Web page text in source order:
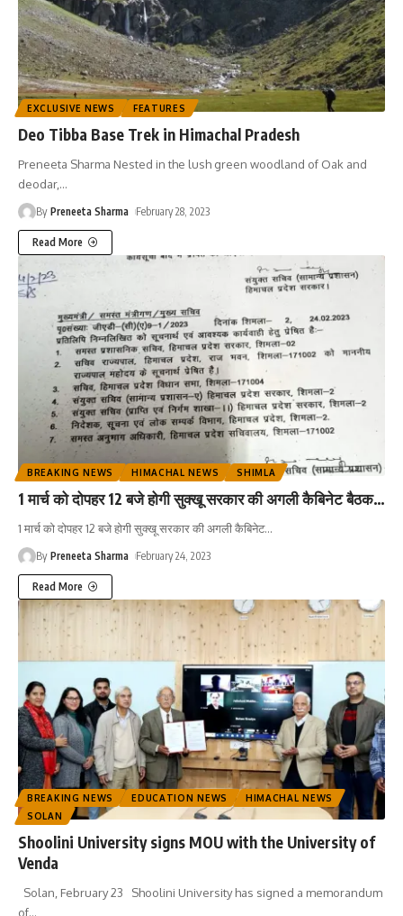
EXCLUSIVE NEWS FEATURES
Deo Tibba Base Trek in Himachal Pradesh
Preneeta Sharma Nested in the lush green woodland of Oak and
deodar,…
By Preneeta Sharma February 28, 2023
Read More
BREAKING NEWS HIMACHAL NEWS SHIMLA
1 मार्च को दोपहर 12 बजे होगी सुक्खू सरकार की अगली कैबिनेट बैठक…
1 मार्च को दोपहर 12 बजे होगी सुक्खू सरकार की अगली कैबिनेट…
By Preneeta Sharma February 24, 2023
Read More
BREAKING NEWS EDUCATION NEWS
HIMACHAL NEWS
SOLAN
Shoolini University signs MOU with the University of
Venda
Solan, February 23 Shoolini University has signed a memorandum
of…